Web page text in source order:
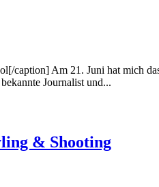
Am 21. Juni hat mich
Journalist und...
& Shooting